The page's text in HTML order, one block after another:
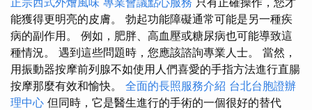
能獲得更明亮的皮膚。 勃起功能障礙通常可能是另一種疾
病的副作用。 例如，肥胖、高血壓或糖尿病也可能導致這
種情況。 遇到這些問題時，您應該諮詢專業人士。 當然，
用振動器按摩前列腺不如使用人們喜愛的手指方法進行直腸
按摩那麼有效和愉快。 全面的長照服務介紹 台北台胞證辦
理中心 但同時，它是醫生進行的手術的一個很好的替代